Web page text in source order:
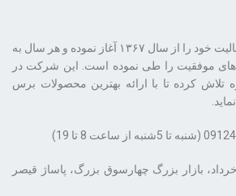
شرکت تهران بهداشت فعالیت خود را از سال ۱۳۶۷ آغاز نموده و هر سال به
موفقیت را طی نموده است. این شرکت در
کرده تا با ارائه بهترین محصولات برس